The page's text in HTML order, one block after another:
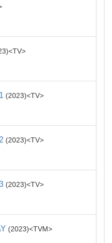
TV
2023 TV
2023 TV
2023 TV
2023 TVM